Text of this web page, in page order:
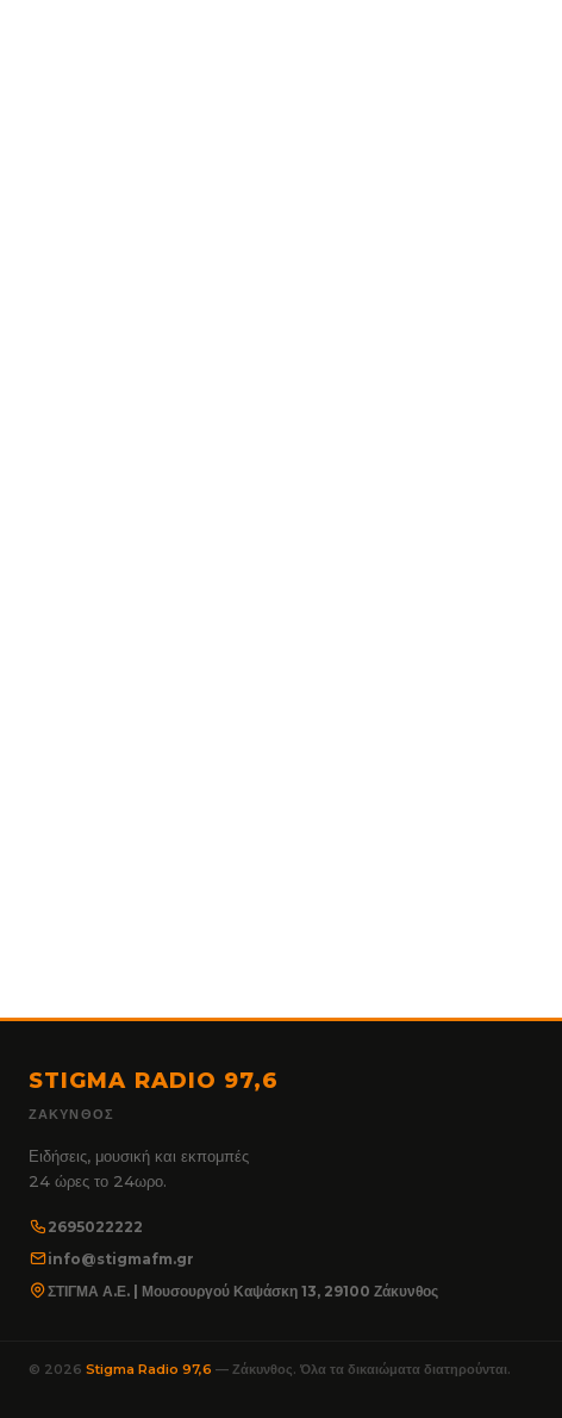
STIGMA RADIO 97,6
ΖΆΚΥΝΘΟΣ
Ειδήσεις, μουσική και εκπομπές
24 ώρες το 24ωρο.
2695022222
info@stigmafm.gr
ΣΤΙΓΜΑ Α.Ε. | Μουσουργού Καψάσκη 13, 29100 Ζάκυνθος
© 2026 Stigma Radio 97,6 — Ζάκυνθος. Όλα τα δικαιώματα διατηρούνται.